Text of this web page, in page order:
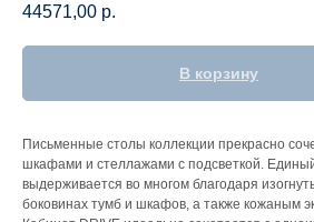
44571,00 р.
В корзину
Письменные столы коллекции прекрасно
шкафами и стеллажами с подсветкой.
выдерживается во многом благодаря
боковинах тумб и шкафов, а также кожаным